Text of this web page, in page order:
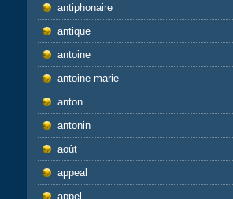
antiphonaire
antique
antoine
antoine-marie
anton
antonin
août
appeal
appel